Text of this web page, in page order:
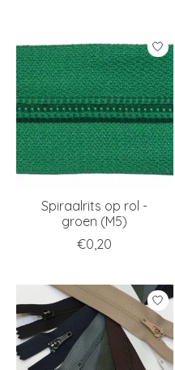
Spiraalrits op rol -
groen (M5)
€0,20